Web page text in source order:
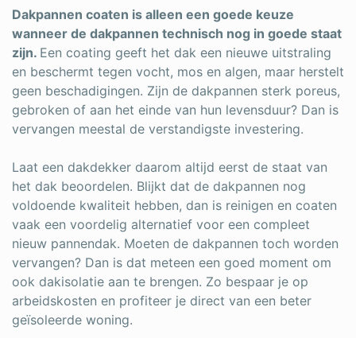
Dakpannen coaten is alleen een goede keuze
wanneer de dakpannen technisch nog in goede staat
zijn. Een coating geeft het dak een nieuwe uitstraling
en beschermt tegen vocht, mos en algen, maar herstelt
geen beschadigingen. Zijn de dakpannen sterk poreus,
gebroken of aan het einde van hun levensduur? Dan is
vervangen meestal de verstandigste investering.
Laat een dakdekker daarom altijd eerst de staat van
het dak beoordelen. Blijkt dat de dakpannen nog
voldoende kwaliteit hebben, dan is reinigen en coaten
vaak een voordelig alternatief voor een compleet
nieuw pannendak. Moeten de dakpannen toch worden
vervangen? Dan is dat meteen een goed moment om
ook dakisolatie aan te brengen. Zo bespaar je op
arbeidskosten en profiteer je direct van een beter
geïsoleerde woning.